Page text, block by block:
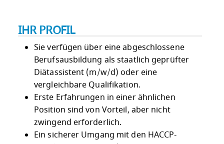
IHR PROFIL
Sie verfügen über eine abgeschlossene
Berufsausbildung als staatlich geprüfter
Diätassistent (m/w/d) oder eine
vergleichbare Qualifikation.
Erste Erfahrungen in einer ähnlichen
Position sind von Vorteil, aber nicht
zwingend erforderlich.
Ein sicherer Umgang mit den HACCP-